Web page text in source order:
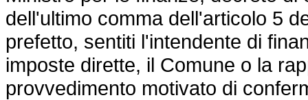
dell'ultimo comma dell'articolo 5
prefetto, sentiti l'intendente di
imposte dirette, il Comune o la
provvedimento motivato di